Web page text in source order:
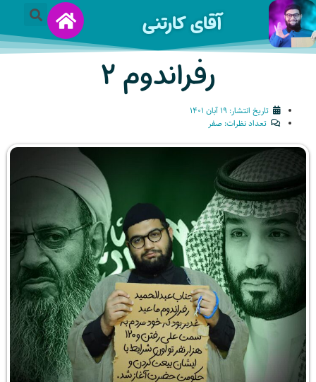
آقای کارتنی
رفراندوم ۲
تاریخ انتشار:
تعداد نظرات: صفر